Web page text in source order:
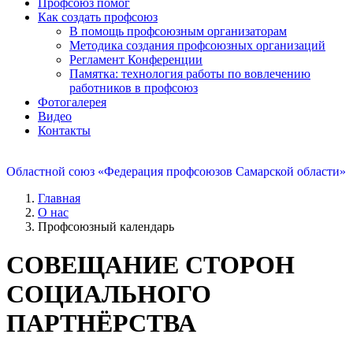
Как создать профсоюз
В помощь профсоюзным организаторам
Методика создания профсоюзных организаций
Регламент Конференции
Памятка: технология работы по вовлечению
работников в профсоюз
Фотогалерея
Видео
Контакты
Областной союз «Федерация профсоюзов Самарской области»
Главная
О нас
Профсоюзный календарь
СОВЕЩАНИЕ СТОРОН
СОЦИАЛЬНОГО
ПАРТНЁРСТВА